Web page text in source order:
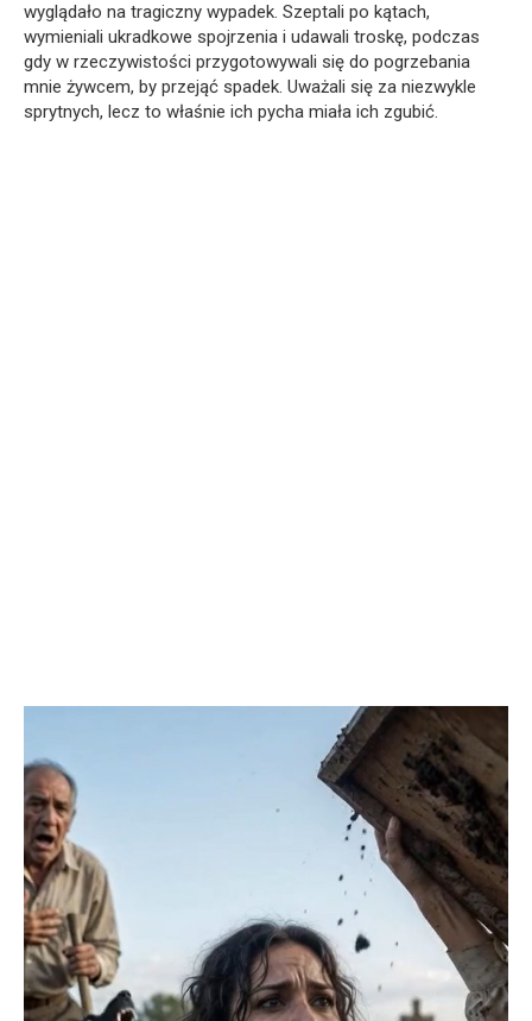
wyglądało na tragiczny wypadek. Szeptali po kątach,
wymieniali ukradkowe spojrzenia i udawali troskę, podczas
gdy w rzeczywistości przygotowywali się do pogrzebania
mnie żywcem, by przejąć spadek. Uważali się za niezwykle
sprytnych, lecz to właśnie ich pycha miała ich zgubić.